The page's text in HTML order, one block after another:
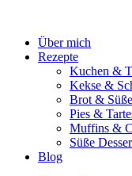
Über mich
Rezepte
Kuchen &
Kekse &
Brot &
Pies &
Muffins &
Süße
Blog